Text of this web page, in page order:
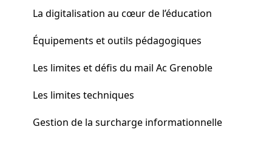
La digitalisation au cœur de l’éducation
Équipements et outils pédagogiques
Les limites et défis du mail Ac Grenoble
Les limites techniques
Gestion de la surcharge informationnelle